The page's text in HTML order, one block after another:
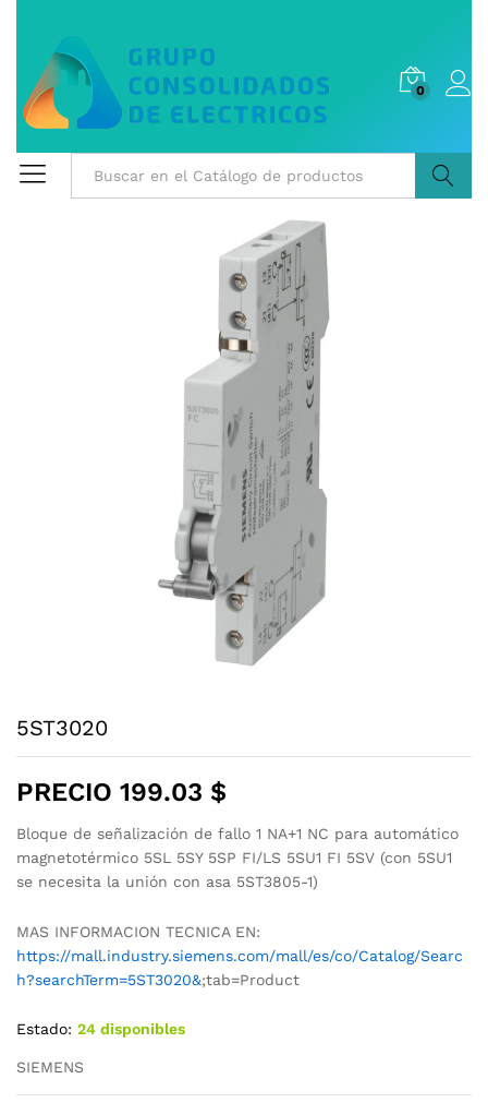
0
5ST3020
PRECIO 199.03 $
Bloque de señalización de fallo 1 NA+1 NC para automático
magnetotérmico 5SL 5SY 5SP FI/LS 5SU1 FI 5SV (con 5SU1
se necesita la unión con asa 5ST3805-1)
MAS INFORMACION TECNICA EN:
https://mall.industry.siemens.com/mall/es/co/Catalog/Searc
h?searchTerm=5ST3020&;tab=Product
Estado: 24 disponibles
SIEMENS